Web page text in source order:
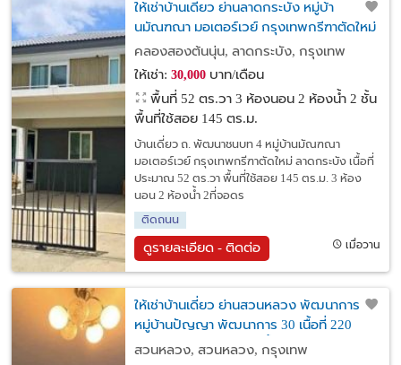
ให้เช่าบ้านเดี่ยว ย่านลาดกระบัง หมู่บ้า
นมัณฑณา มอเตอร์เวย์ กรุงเทพกรีฑาตัดใหม่
คลองสองต้นนุ่น, ลาดกระบัง, กรุงเทพ
ให้เช่า: 30,000บาท/เดือน
พื้นที่ 52 ตร.วา 3 ห้องนอน 2 ห้องน้ำ 2 ชั้น
พื้นที่ใช้สอย 145 ตร.ม.
บ้านเดี่ยว ถ. พัฒนาชนบท 4 หมู่บ้านมัณฑณา
มอเตอร์เวย์ กรุงเทพกรีฑาตัดใหม่ ลาดกระบัง เนื้อที่
ประมาณ 52 ตร.วา พื้นที่ใช้สอย 145 ตร.ม. 3 ห้อง
นอน 2 ห้องน้ำ 2ที่จอดร
ติดถนน
ดูรายละเอียด - ติดต่อ เมื่อวาน
ให้เช่าบ้านเดี่ยว ย่านสวนหลวง พัฒนาการ
หมู่บ้านปัญญา พัฒนาการ 30 เนื้อที่ 220
ตรว. 5 ห้องนอน 4 ห้องน้ำ 2ห้องแม่บ้าน
สวนหลวง, สวนหลวง, กรุงเทพ